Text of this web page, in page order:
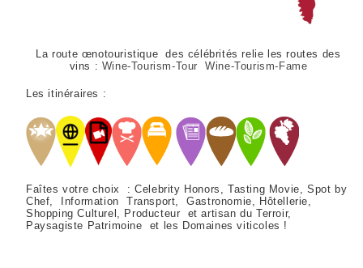
La route œnotouristique des célébrités relie les routes des
vins : Wine-Tourism-Tour Wine-Tourism-Fame
Les itinéraires :
Faîtes votre choix : Celebrity Honors, Tasting Movie, Spot by
Chef, Information Transport, Gastronomie, Hôtellerie,
Shopping Culturel, Producteur et artisan du Terroir,
Paysagiste Patrimoine et les Domaines viticoles !